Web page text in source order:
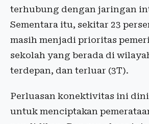
terhubung dengan jaringan
Sementara itu, sekitar 23
masih menjadi prioritas
sekolah yang berada di
terdepan, dan terluar (3T).
Perluasan konektivitas ini
untuk menciptakan